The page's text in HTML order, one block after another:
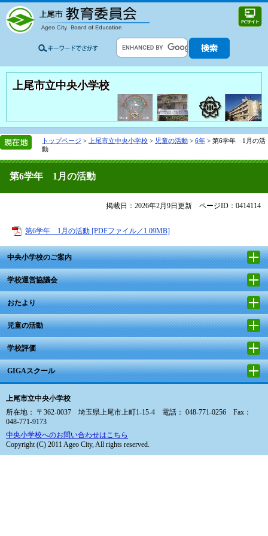
上尾市立中央小学校
トップページ > 上尾市立中央小学校 > 児童の活動 > 6年 > 第6学年 1月の活
動
第6学年 1月の活動
掲載日：2026年2月9日更新 ページID：0414114
第6学年 1月の活動 [PDFファイル／1.09MB]
中央小学校のご案内
学校運営協議会
おたより
児童の活動
学校評価
GIGAスクール
上尾市立中央小学校
所在地： 〒362-0037 埼玉県上尾市上町1-15-4 電話： 048-771-0256 Fax：
048-771-9173
中央小学校へのお問い合わせはこちら
Copyright (C) 2011 Ageo City, All rights reserved.